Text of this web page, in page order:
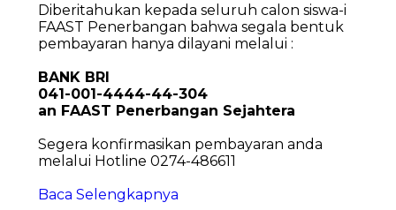
Diberitahukan kepada seluruh calon siswa-i
FAAST Penerbangan bahwa segala bentuk
pembayaran hanya dilayani melalui :
BANK BRI
041-001-4444-44-304
an FAAST Penerbangan Sejahtera
Segera konfirmasikan pembayaran anda
melalui Hotline 0274-486611
Baca Selengkapnya